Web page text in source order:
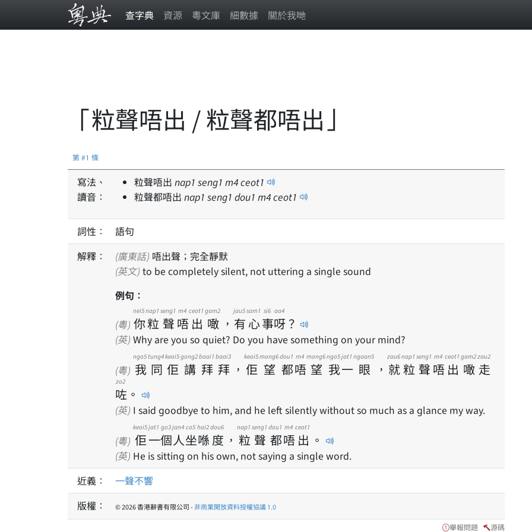
查字典 資源 粵文庫 細數據 關於我哋
「粒聲唔出 / 粒聲都唔出」
第 #1 條
寫法、
讀音：
粒聲唔出 nap1 seng1 m4ceot1
粒聲都唔出 nap1 seng1 dou1 m4ceot1
詞性：
語句
解釋：
(廣東話) 唔出聲；完全靜默
(英文) to be completely silent, not uttering a single sound
例句：
(粵) 你
nei5
粒
nap1
聲
seng1
唔
m4
出
ceot1
噉
gam2
， 有
jau5
心
sam1
事
si6
呀
aa4
？
(英) Why are you so quiet? Do you have something on your mind?
(粵) 我
ngo5
同
tung4
佢
keoi5
講
gong2
拜
baai1
拜
baai3
， 佢
keoi5
望
mong6
都
dou1
唔
m4
望
mong6
我
ngo5
一
jat1
眼
ngaan5
， 就
zau6
粒
nap1
聲
seng1
唔
m4
出
ceot1
噉
gam2
走
zau2
咗
zo2
。
(英) I said goodbye to him, and he left silently without so much as a glance my way.
(粵) 佢
keoi5
一
jat1
個
go3
人
jan4
坐
co5
喺
hai2
度
dou6
， 粒
nap1
聲
seng1
都
dou1
唔
m4
出
ceot1
。
(英) He is sitting on his own, not saying a single word.
近義：
一聲不響
版權：
© 2026 香港辭書有限公司 -非商業開放資料授權協議 1.0
舉報問題 源碼